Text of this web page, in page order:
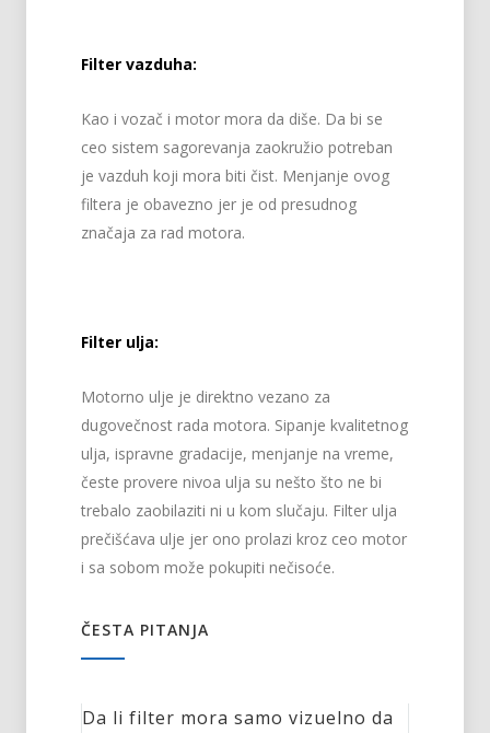
Filter vazduha:
Kao i vozač i motor mora da diše. Da bi se
ceo sistem sagorevanja zaokružio potreban
je vazduh koji mora biti čist. Menjanje ovog
filtera je obavezno jer je od presudnog
značaja za rad motora.
Filter ulja:
Motorno ulje je direktno vezano za
dugovečnost rada motora. Sipanje kvalitetnog
ulja, ispravne gradacije, menjanje na vreme,
česte provere nivoa ulja su nešto što ne bi
trebalo zaobilaziti ni u kom slučaju. Filter ulja
prečišćava ulje jer ono prolazi kroz ceo motor
i sa sobom može pokupiti nečisoće.
ČESTA PITANJA
Da li filter mora samo vizuelno da